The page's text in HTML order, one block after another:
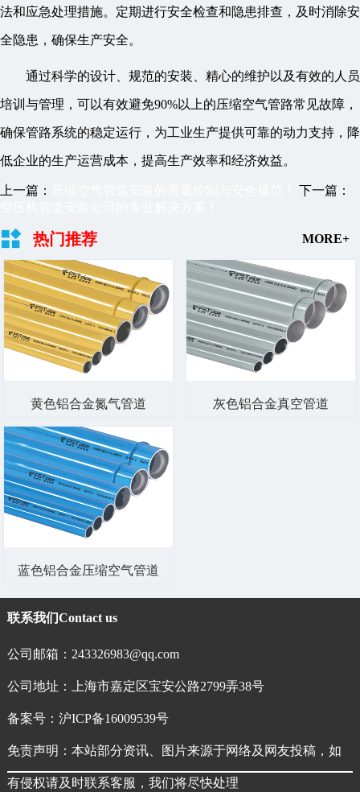
法和应急处理措施。定期进行安全检查和隐患排查，及时消除安
全隐患，确保生产安全。
通过科学的设计、规范的安装、精心的维护以及有效的人员
培训与管理，可以有效避免90%以上的压缩空气管路常见故障，
确保管路系统的稳定运行，为工业生产提供可靠的动力支持，降
低企业的生产运营成本，提高生产效率和经济效益。
上一篇：
下一篇：
热门推荐 MORE+
黄色铝合金氮气管道 灰色铝合金真空管道
蓝色铝合金压缩空气管道
联系我们Contact us
公司邮箱：243326983@qq.com
公司地址：上海市嘉定区宝安公路2799弄38号
备案号： 沪ICP备16009539号
免责声明：本站部分资讯、图片来源于网络及网友投稿，如
有侵权请及时联系客服，我们将尽快处理